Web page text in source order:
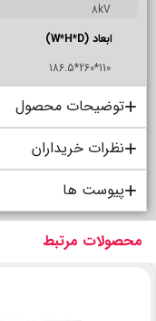
8kV
ابعاد (W*H*D)
110*260*186.5
توضیحات محصول
نظرات خریداران
پیوست ها
محصولات مرتبط